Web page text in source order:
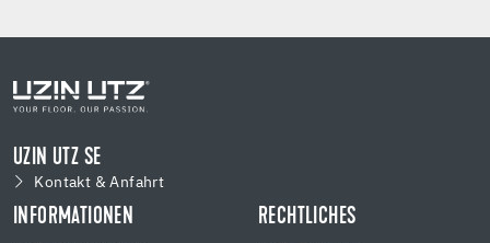
UZIN UTZ SE
Kontakt & Anfahrt
INFORMATIONEN RECHTLICHES